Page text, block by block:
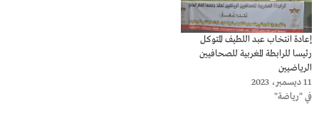
إعادة انتخاب عبد اللطيف المتوكل
رئيسا للرابطة المغربية للصحافيين
الرياضيين
11 ديسمبر، 2023
في "رياضة"